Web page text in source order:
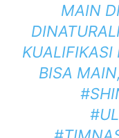
MAIN
BISA